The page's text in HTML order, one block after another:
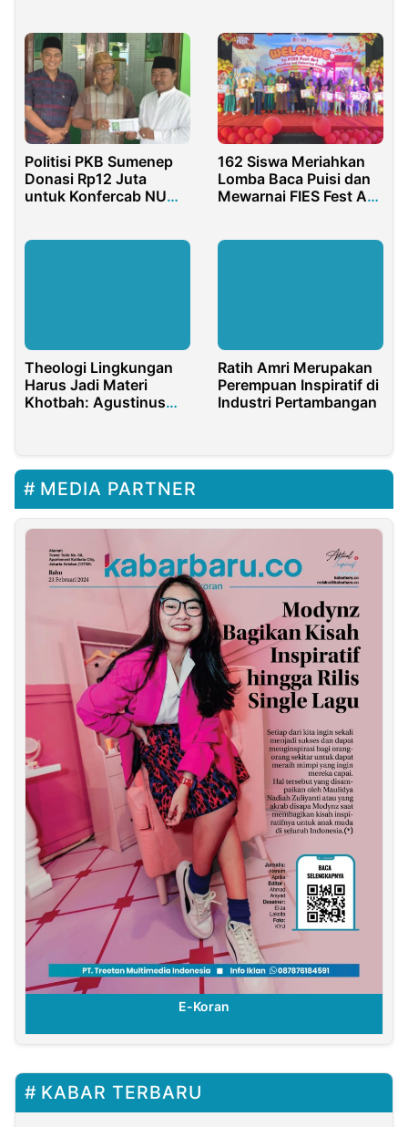
Politisi PKB Sumenep
Donasi Rp12 Juta
untuk Konfercab NU
162 Siswa Meriahkan
Lomba Baca Puisi dan
Mewarnai FIES Fest Art
Theologi Lingkungan
Harus Jadi Materi
Khotbah: Agustinus
Ratih Amri Merupakan
Perempuan Inspiratif di
Industri Pertambangan
MEDIA PARTNER
E-Koran
KABAR TERBARU